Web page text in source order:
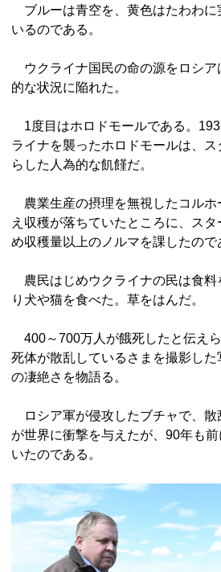
ブルーは青空を、黄色はたわわに
いるのである。
ウクライナ国民の命の源をロシア
的な状況に陥れた。
1度目はホロドモールである。
ライナを襲ったホロドモールは、
らした人為的な飢饉だ。
農業生産の摂理を無視したコルホ
え収穫が落ちていたところに、ス
め収穫量以上のノルマを課したので
農民はじめウクライナの民は食料
り犬や猫を食べた。草をはんだ。
400～700万人が餓死したと伝え
死体が散乱しているさまを撮影し
の凄絶さを物語る。
ロシア軍が侵攻したブチャで、散
が世界に衝撃を与えたが、90年も
いたのである。